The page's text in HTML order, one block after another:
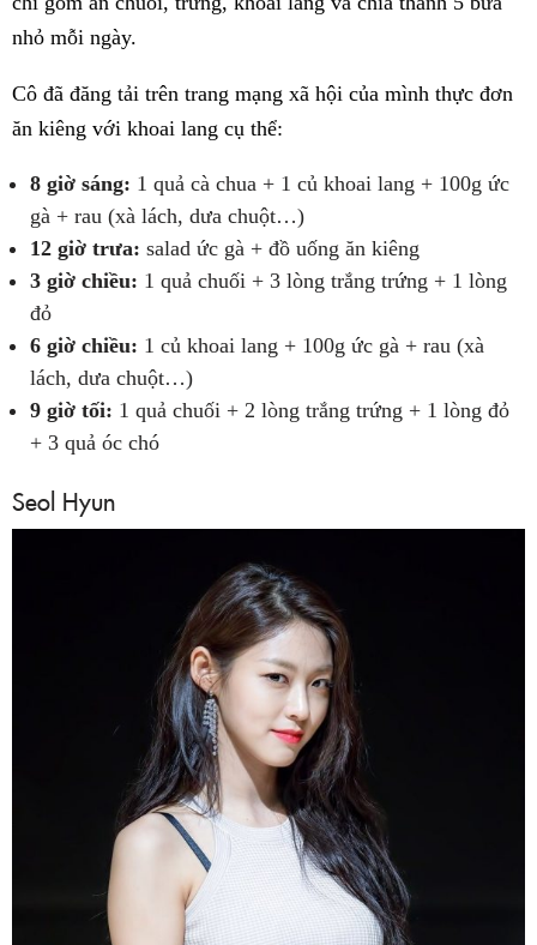
nhỏ mỗi ngày.
Cô đã đăng tải trên trang mạng xã hội của mình thực đơn
ăn kiêng với khoai lang cụ thể:
8 giờ sáng: 1 quả cà chua + 1 củ khoai lang + 100g ức
gà + rau (xà lách, dưa chuột…)
12 giờ trưa: salad ức gà + đồ uống ăn kiêng
3 giờ chiều: 1 quả chuối + 3 lòng trắng trứng + 1 lòng
đỏ
6 giờ chiều: 1 củ khoai lang + 100g ức gà + rau (xà
lách, dưa chuột…)
9 giờ tối: 1 quả chuối + 2 lòng trắng trứng + 1 lòng đỏ
+ 3 quả óc chó
Seol Hyun